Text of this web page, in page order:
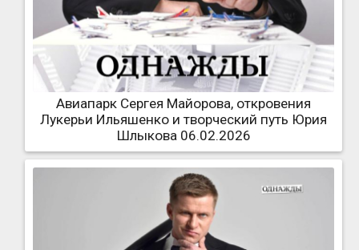
Авиапарк Сергея Майорова, откровения
Лукерьи Ильяшенко и творческий путь Юрия
Шлыкова 06.02.2026